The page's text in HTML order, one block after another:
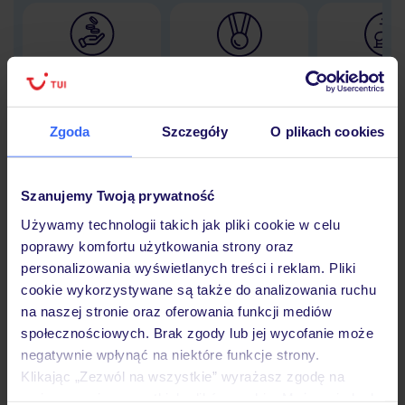
Zgoda Szczegóły O plikach cookies
Szanujemy Twoją prywatność
Używamy technologii takich jak pliki cookie w celu
poprawy komfortu użytkowania strony oraz
personalizowania wyświetlanych treści i reklam. Pliki
cookie wykorzystywane są także do analizowania ruchu
na naszej stronie oraz oferowania funkcji mediów
społecznościowych. Brak zgody lub jej wycofanie może
negatywnie wpłynąć na niektóre funkcje strony.
Klikając „Zezwól na wszystkie” wyrażasz zgodę na
30 lat w
Hotel
Opinie
Pokoje